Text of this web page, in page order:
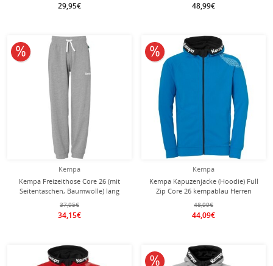
29,95€ 48,99€
Kempa
Kempa Freizeithose Core 26 (mit
Seitentaschen, Baumwolle) lang
grau Herren
37,95€
34,15€
10% reduziert
Kempa
Kempa Kapuzenjacke (Hoodie) Full
Zip Core 26 kempablau Herren
48,99€
44,09€
10% reduziert
10% reduziert